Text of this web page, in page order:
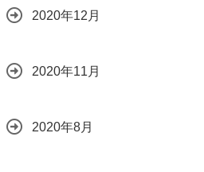
2020年12月
2020年11月
2020年8月